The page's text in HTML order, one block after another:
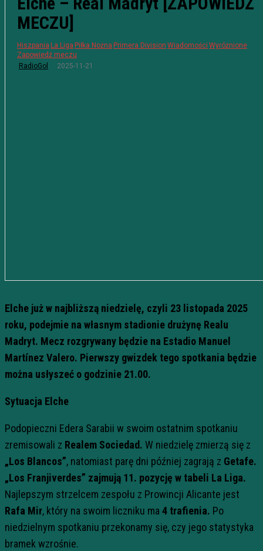
MECZU]
Hiszpania La Liga Piłka Nożna Primera Division Wiadomości Wyróżnione
Zapowiedź meczu
RadioGol
2025-11-21
Elche już w najbliższą niedzielę, czyli 23 listopada 2025
roku, podejmie na własnym stadionie drużynę Realu
Madryt. Mecz rozgrywany będzie na Estadio Manuel
Martínez Valero. Pierwszy gwizdek tego spotkania będzie
można usłyszeć o godzinie 21.00.
Sytuacja Elche
Podopieczni Edera Sarabii w swoim ostatnim spotkaniu
zremisowali z Realem Sociedad. W niedzielę zmierzą się z
„Los Blancos”, natomiast parę dni później zagrają z Getafe.
„Los Franjiverdes” zajmują 11. pozycję w tabeli La Liga.
Najlepszym strzelcem zespołu z Prowincji Alicante jest
Rafa Mir, który na swoim liczniku ma 4 trafienia. Po
niedzielnym spotkaniu przekonamy się, czy jego statystyka
bramek wzrośnie.